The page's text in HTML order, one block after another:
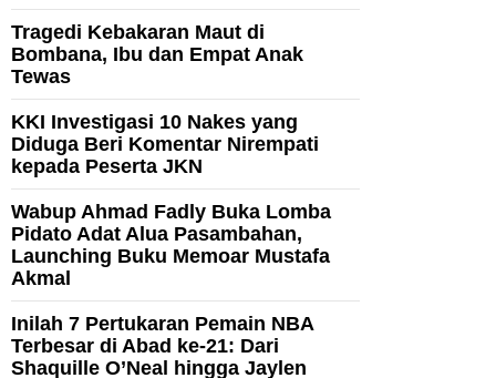
Tragedi Kebakaran Maut di
Bombana, Ibu dan Empat Anak
Tewas
KKI Investigasi 10 Nakes yang
Diduga Beri Komentar Nirempati
kepada Peserta JKN
Wabup Ahmad Fadly Buka Lomba
Pidato Adat Alua Pasambahan,
Launching Buku Memoar Mustafa
Akmal
Inilah 7 Pertukaran Pemain NBA
Terbesar di Abad ke-21: Dari
Shaquille O’Neal hingga Jaylen